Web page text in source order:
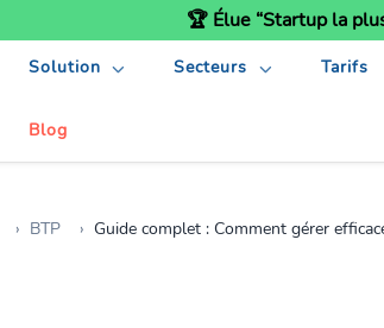
🏆 Élue “Startup la
Solution Secteurs Tarifs
Blog
BTP Guide complet : Comment gérer efficacement